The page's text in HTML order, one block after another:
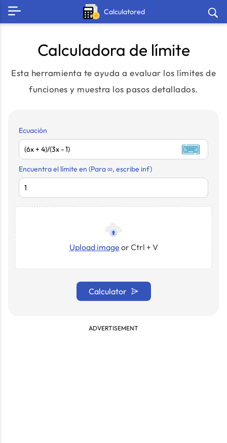
Calculatored
Calculadora de límite
Esta herramienta te ayuda a evaluar los límites de
funciones y muestra los pasos detallados.
Ecuación
Encuentra el límite en (Para ∞, escribe inf)
Upload image or Ctrl + V
Calculator
ADVERTISEMENT